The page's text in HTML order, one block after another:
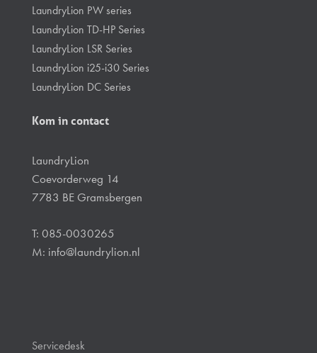
LaundryLion PW series
LaundryLion TD-HP Series
LaundryLion LSR Series
LaundryLion i25-i30 Series
LaundryLion DC Series
Kom in contact
LaundryLion
Coevorderweg 14
7783 BE Gramsbergen
T: 085-0030265
M: info@laundrylion.nl
Servicedesk